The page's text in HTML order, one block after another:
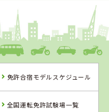
ール
校
免許合宿モデルスケジュール
全国運転免許試験場一覧